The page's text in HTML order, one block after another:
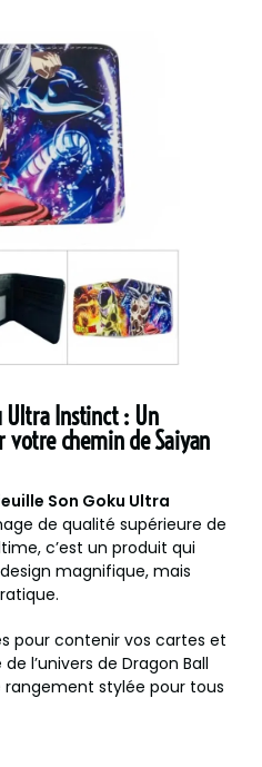
Ultra Instinct : Un
votre chemin de Saiyan
Son Goku Ultra
de qualité supérieure de
c’est un produit qui
magnifique, mais
pour contenir vos cartes et
l’univers de Dragon Ball
stylée pour tous